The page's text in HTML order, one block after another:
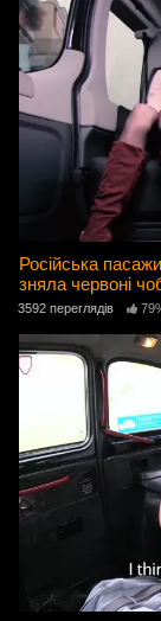
Російська
зняла червоні
3592 переглядів